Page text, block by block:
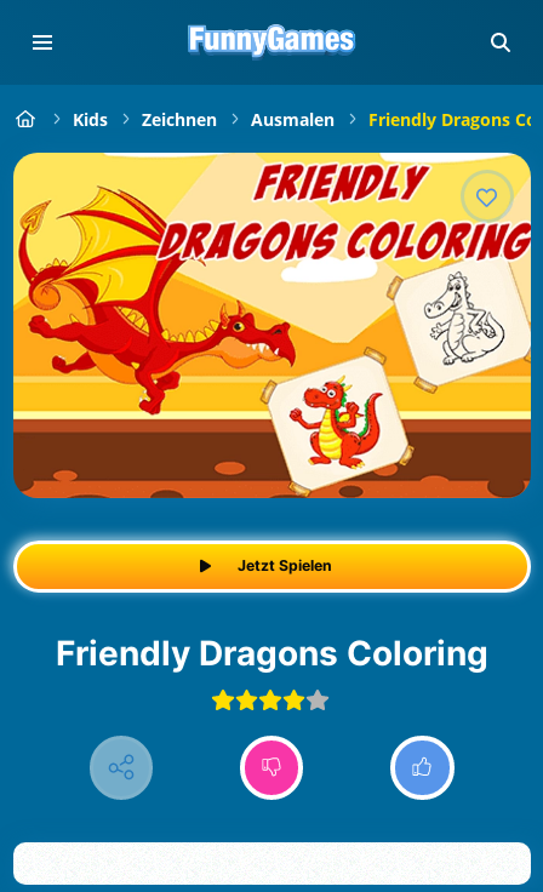
Kids Zeichnen Ausmalen Friendly Dragons
Jetzt Spielen
Friendly Dragons Coloring